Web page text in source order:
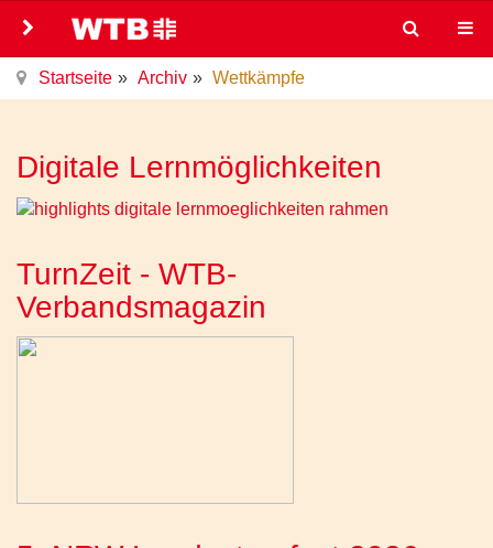
Startseite Archiv Wettkämpfe
Digitale Lernmöglichkeiten
TurnZeit - WTB-
Verbandsmagazin